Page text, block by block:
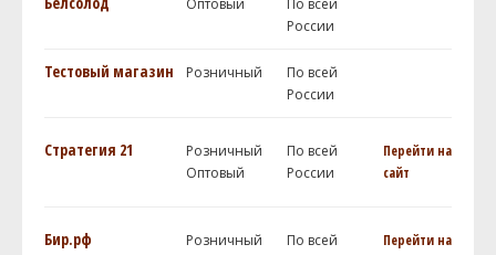
России
Тестовый магазин Розничный
По всей
России
Стратегия 21
Розничный
Оптовый
По всей
России
Перейти на
сайт
Бир.рф Розничный
По всей
Перейти на